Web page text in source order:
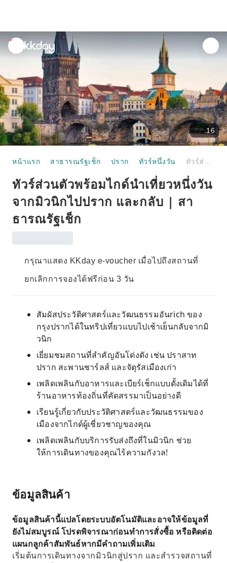
unread
notifications
16
หน้าแรก สาธารณรัฐเช็ก ปราก ทัวร์หนึ่งวัน
ทัวร์ส่วนตัวพร้อมไกด์นำเที่ยวหนึ่งวัน
จากมิวนิกไปปราก และกลับ | สา
ธารณรัฐเช็ก
กรุณาแสดง KKday e-voucher เมื่อไปถึงสถานที่
ยกเลิกการจองได้ฟรีก่อน 3 วัน
สัมผัสประวัติศาสตร์และวัฒนธรรมอันrich ของ
กรุงปรากได้ในทริปเที่ยวแบบไปเช้าเย็นกลับจากมิ
วนิก
เยี่ยมชมสถานที่สำคัญอันโด่งดัง เช่น ปราสาท
ปราก สะพานชาร์ลส์ และจัตุรัสเมืองเก่า
เพลิดเพลินกับอาหารและเบียร์เช็กแบบดั้งเดิมได้ที่
ร้านอาหารท้องถิ่นที่คัดสรรมาเป็นอย่างดี
เรียนรู้เกี่ยวกับประวัติศาสตร์และวัฒนธรรมของ
เมืองจากไกด์ผู้เชี่ยวชาญของคุณ
เพลิดเพลินกับบริการรับส่งถึงที่ในมิวนิก ช่วย
ให้การเดินทางของคุณไร้ความกังวล!
ข้อมูลสินค้า
ข้อมูลสินค้านี้แปลโดยระบบอัตโนมัติและอาจให้ข้อมูลที่
ยังไม่สมบูรณ์ โปรดพิจารณาก่อนทำการสั่งซื้อ หรือติดต่อ
แผนกลูกค้าสัมพันธ์หากมีคำถามเพิ่มเติม
เริ่มต้นการเดินทางจากมิวนิกสู่ปราก และสำรวจสถานที่